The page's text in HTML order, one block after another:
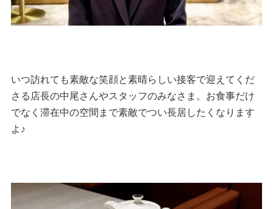
いつ訪れても素敵な笑顔と素晴らしい接客で迎えてくだ
さる店長の中尾さんやスタッフのみなさま。お食事だけ
でなく滞在中の空間まで素敵でつい長居したくなります
よ♪